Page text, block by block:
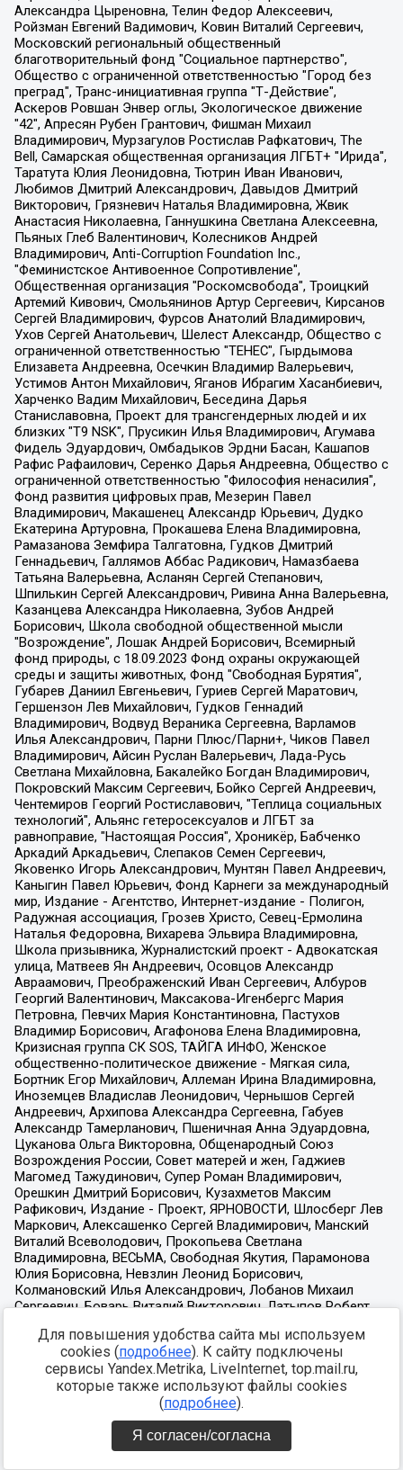
Для повышения удобства сайта мы используем
cookies (подробнее). К сайту подключены
сервисы Yandex.Metrika, LiveInternet, top.mail.ru,
которые также используют файлы cookies
(подробнее).
Я согласен/согласна